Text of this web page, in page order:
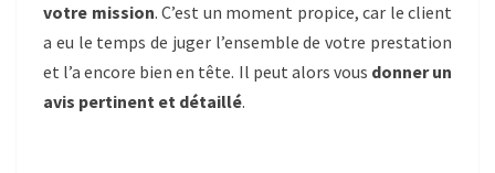
votre mission. C’est un moment propice, car le client
a eu le temps de juger l’ensemble de votre prestation
et l’a encore bien en tête. Il peut alors vous donner un
avis pertinent et détaillé.